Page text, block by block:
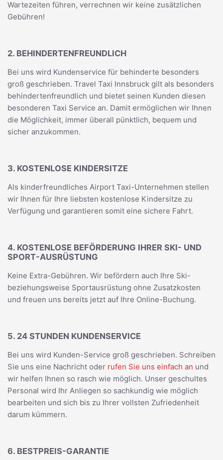
Wartezeiten führen, verrechnen wir keine zusätzlichen
Gebühren!
2. BEHINDERTENFREUNDLICH
Bei uns wird Kundenservice für behinderte besonders
groß geschrieben. Travel Taxi Innsbruck gilt als besonders
behindertenfreundlich und bietet seinen Kunden diesen
besonderen Taxi Service an. Damit ermöglichen wir Ihnen
die Möglichkeit, immer überall pünktlich, bequem und
sicher anzukommen.
3. KOSTENLOSE KINDERSITZE
Als kinderfreundliches Airport Taxi-Unternehmen stellen
wir Ihnen für Ihre liebsten kostenlose Kindersitze zu
Verfügung und garantieren somit eine sichere Fahrt.
4. KOSTENLOSE BEFÖRDERUNG IHRER SKI- UND
SPORT-AUSRÜSTUNG
Keine Extra-Gebühren. Wir befördern auch Ihre Ski-
beziehungsweise Sportausrüstung ohne Zusatzkosten
und freuen uns bereits jetzt auf Ihre Online-Buchung.
5. 24 STUNDEN KUNDENSERVICE
Bei uns wird Kunden-Service groß geschrieben. Schreiben
Sie uns eine Nachricht oder rufen Sie uns einfach an und
wir helfen Ihnen so rasch wie möglich. Unser geschultes
Personal wird Ihr Anliegen so sachkundig wie möglich
bearbeiten und sich bis zu Ihrer vollsten Zufriedenheit
darum kümmern.
6. BESTPREIS-GARANTIE